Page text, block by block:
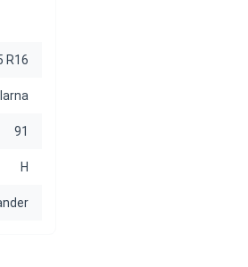
R16
Iarna
91
H